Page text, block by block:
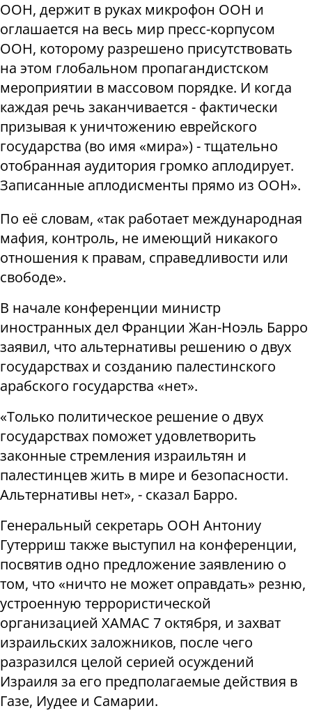
ООН, держит в руках микрофон ООН и
оглашается на весь мир пресс-корпусом
ООН, которому разрешено присутствовать
на этом глобальном пропагандистском
мероприятии в массовом порядке. И когда
каждая речь заканчивается - фактически
призывая к уничтожению еврейского
государства (во имя «мира») - тщательно
отобранная аудитория громко аплодирует.
Записанные аплодисменты прямо из ООН».
По её словам, «так работает международная
мафия, контроль, не имеющий никакого
отношения к правам, справедливости или
свободе».
В начале конференции министр
иностранных дел Франции Жан-Ноэль Барро
заявил, что альтернативы решению о двух
государствах и созданию палестинского
арабского государства «нет».
«Только политическое решение о двух
государствах поможет удовлетворить
законные стремления израильтян и
палестинцев жить в мире и безопасности.
Альтернативы нет», - сказал Барро.
Генеральный секретарь ООН Антониу
Гутерриш также выступил на конференции,
посвятив одно предложение заявлению о
том, что «ничто не может оправдать» резню,
устроенную террористической
организацией ХАМАС 7 октября, и захват
израильских заложников, после чего
разразился целой серией осуждений
Израиля за его предполагаемые действия в
Газе, Иудее и Самарии.